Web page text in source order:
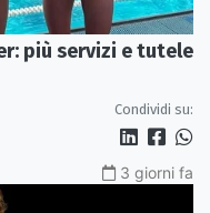
più servizi e tutele
Condividi su:
3 giorni fa